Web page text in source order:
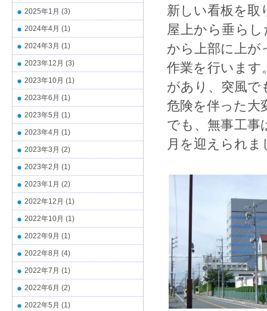
新しい看板を取
屋上から垂ら
から上部に上が
作業を行います
があり、突風で
危険を伴った大
でも、無事工事
月を迎えられま
2025年1月 (3)
2024年4月 (1)
2024年3月 (1)
2023年12月 (3)
2023年10月 (1)
2023年6月 (1)
2023年5月 (1)
2023年4月 (1)
2023年3月 (2)
2023年2月 (1)
2023年1月 (2)
2022年12月 (1)
2022年10月 (1)
2022年9月 (1)
2022年8月 (4)
2022年7月 (1)
2022年6月 (2)
2022年5月 (1)